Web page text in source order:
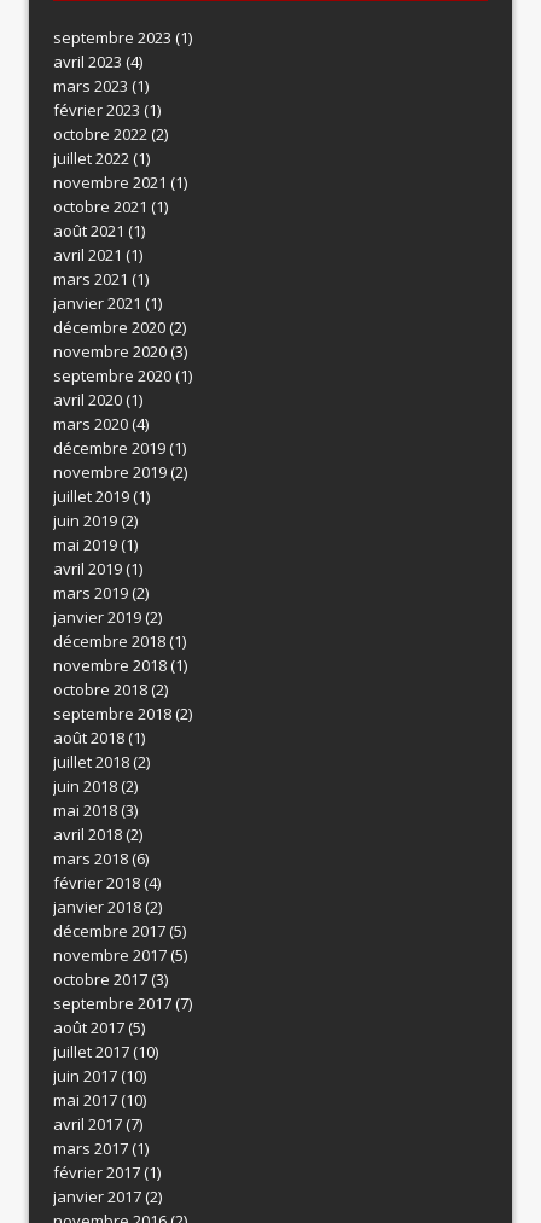
septembre 2023 (1)
avril 2023 (4)
mars 2023 (1)
février 2023 (1)
octobre 2022(2)
juillet 2022(1)
novembre 2021 (1)
octobre 2021 (1)
août 2021 (1)
avril 2021 (1)
mars 2021 (1)
janvier 2021 (1)
décembre 2020(2)
novembre 2020(3)
septembre 2020(1)
avril 2020(1)
mars 2020(4)
décembre 2019(1)
novembre 2019(2)
juillet 2019(1)
juin 2019(2)
mai 2019(1)
avril 2019(1)
mars 2019(2)
janvier 2019(2)
décembre 2018(1)
novembre 2018(1)
octobre 2018(2)
septembre 2018(2)
août 2018(1)
juillet 2018(2)
juin 2018(2)
mai 2018(3)
avril 2018(2)
mars 2018(6)
février 2018(4)
janvier 2018(2)
décembre 2017(5)
novembre 2017(5)
octobre 2017(3)
septembre 2017(7)
août 2017(5)
juillet 2017(10)
juin 2017(10)
mai 2017(10)
avril 2017(7)
mars 2017(1)
février 2017(1)
janvier 2017(2)